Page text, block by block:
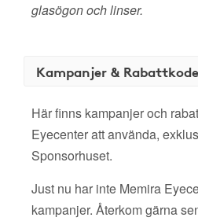
glasögon och linser.
Kampanjer &
Här finns kampanjer och
Eyecenter att använda,
Sponsorhuset.
Just nu har inte Memira
kampanjer. Återkom gärna